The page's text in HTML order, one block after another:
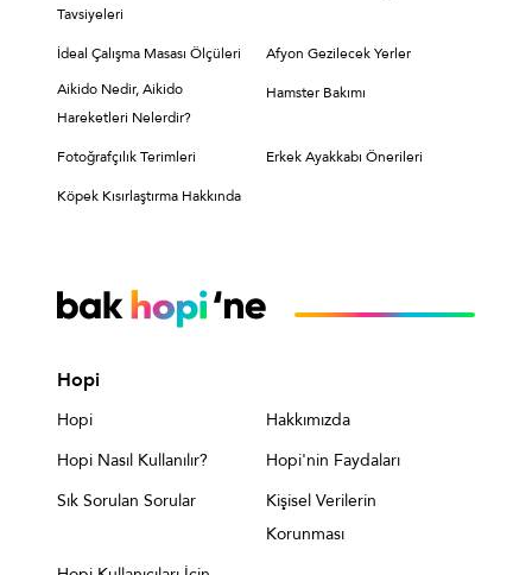
Tavsiyeleri
İdeal Çalışma Masası Ölçüleri
Afyon Gezilecek Yerler
Aikido Nedir, Aikido
Hareketleri Nelerdir?
Hamster Bakımı
Fotoğrafçılık Terimleri Erkek Ayakkabı Önerileri
Köpek Kısırlaştırma Hakkında
Hopi
Hopi
Hakkımızda
Hopi Nasıl Kullanılır?
Hopi'nin Faydaları
Sık Sorulan Sorular
Kişisel Verilerin
Korunması